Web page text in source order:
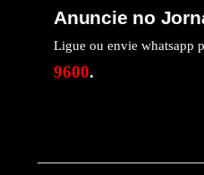
Anuncie no
Ligue ou envie whatsapp
9600.